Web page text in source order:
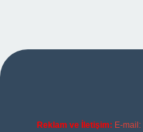
Reklam ve İletişim: E-mail: